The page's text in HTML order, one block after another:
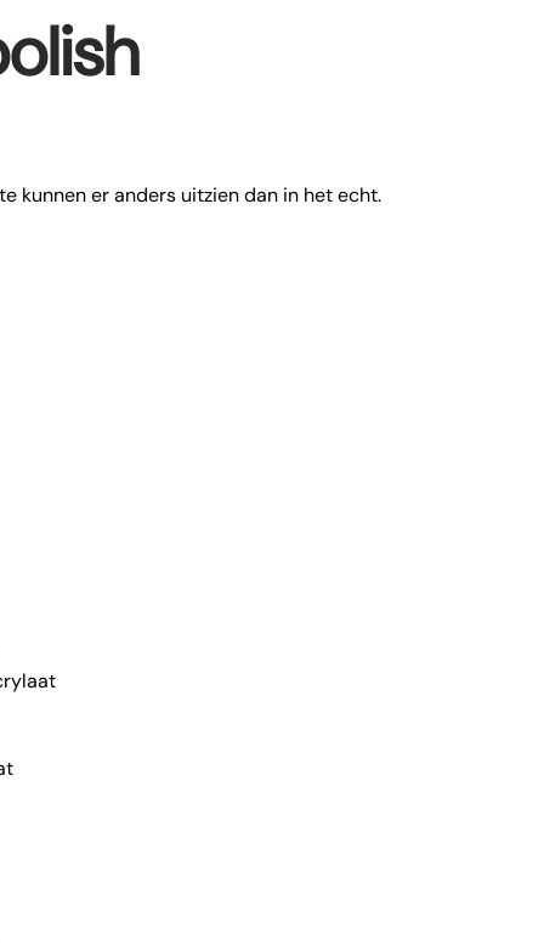
kunnen er anders uitzien dan in het echt.